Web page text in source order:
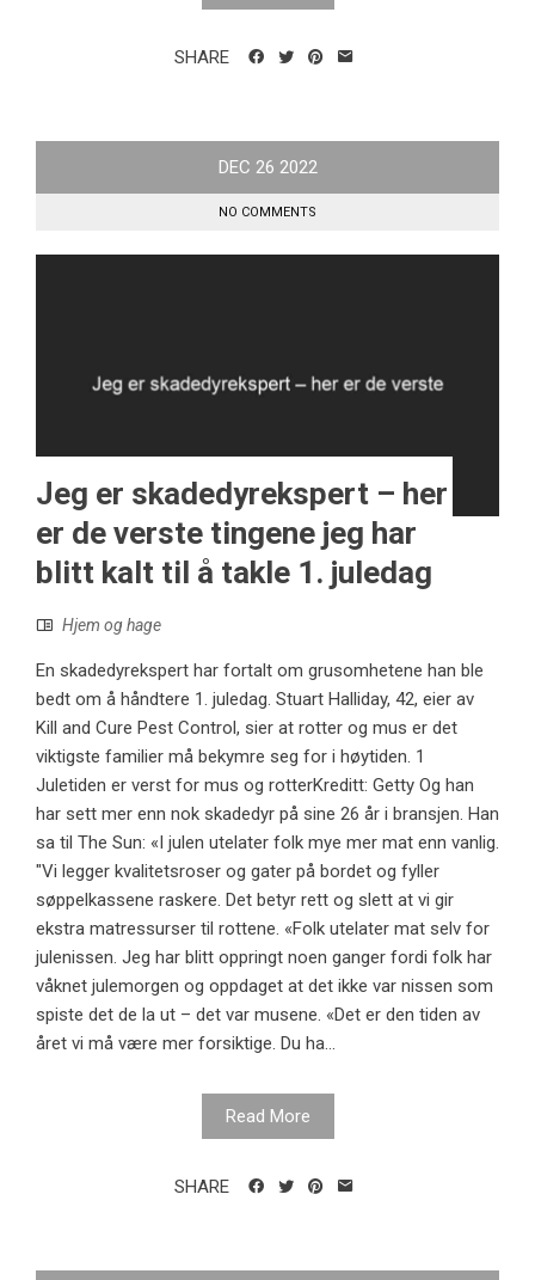
SHARE
DEC 26 2022
NO COMMENTS
Jeg er skadedyrekspert – her
er de verste tingene jeg har
blitt kalt til å takle 1. juledag
Hjem og hage
En skadedyrekspert har fortalt om grusomhetene han ble
bedt om å håndtere 1. juledag. Stuart Halliday, 42, eier av
Kill and Cure Pest Control, sier at rotter og mus er det
viktigste familier må bekymre seg for i høytiden. 1
Juletiden er verst for mus og rotterKreditt: Getty Og han
har sett mer enn nok skadedyr på sine 26 år i bransjen. Han
sa til The Sun: «I julen utelater folk mye mer mat enn vanlig.
"Vi legger kvalitetsroser og gater på bordet og fyller
søppelkassene raskere. Det betyr rett og slett at vi gir
ekstra matressurser til rottene. «Folk utelater mat selv for
julenissen. Jeg har blitt oppringt noen ganger fordi folk har
våknet julemorgen og oppdaget at det ikke var nissen som
spiste det de la ut – det var musene. «Det er den tiden av
året vi må være mer forsiktige. Du ha...
Read More
SHARE